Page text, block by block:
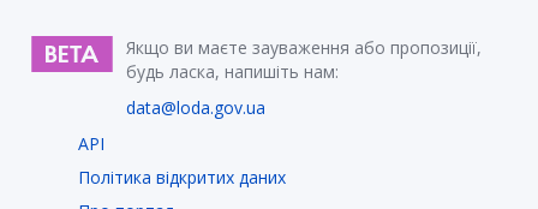
Якщо ви маєте зауваження або пропозиції,
будь ласка, напишіть нам:
data@loda.gov.ua
API
Політика відкритих даних